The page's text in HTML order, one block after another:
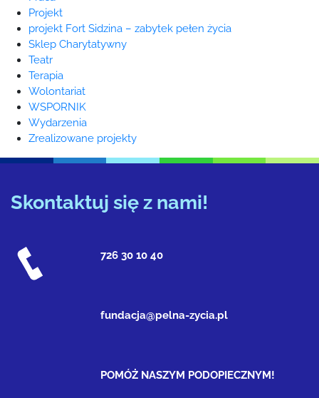
Projekt
projekt Fort Sidzina – zabytek pełen życia
Sklep Charytatywny
Teatr
Terapia
Wolontariat
WSPORNIK
Wydarzenia
Zrealizowane projekty
Skontaktuj się z nami!
726 30 10 40
fundacja@pelna-zycia.pl
POMÓŻ NASZYM PODOPIECZNYM!